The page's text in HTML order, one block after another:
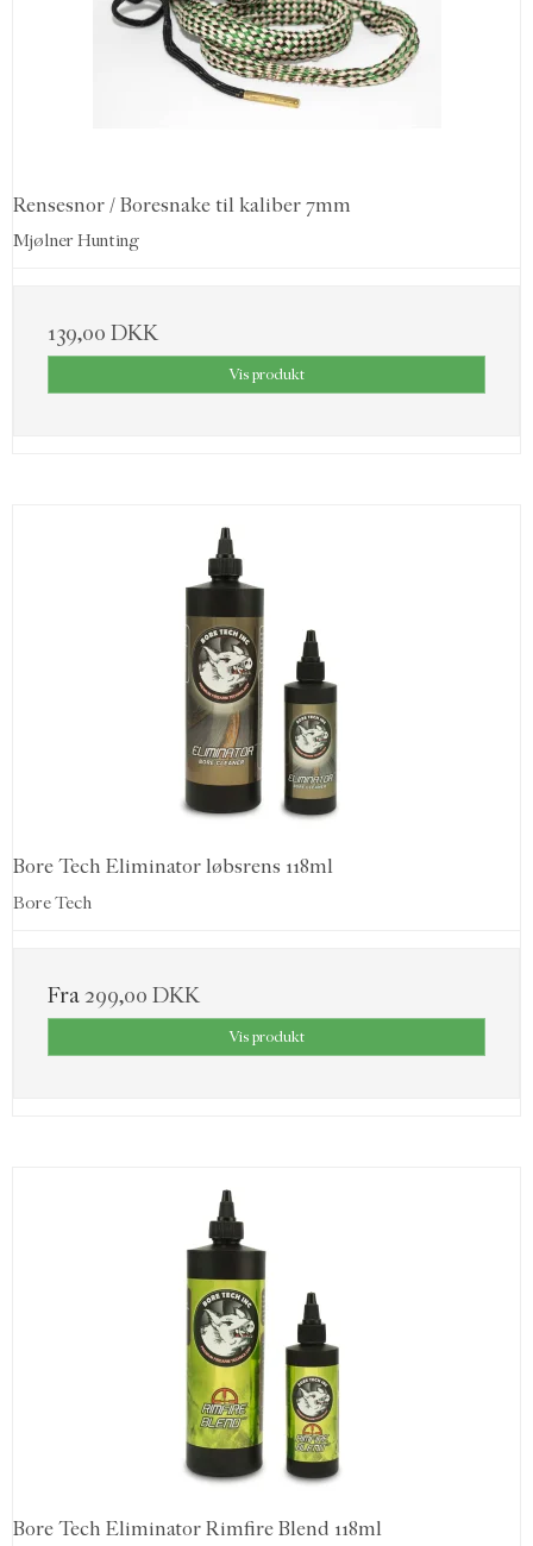
Rensesnor / Boresnake til kaliber 7mm
Mjølner Hunting
139,00 DKK
Vis produkt
Bore Tech Eliminator løbsrens 118ml
Bore Tech
Fra299,00 DKK
Vis produkt
Bore Tech Eliminator Rimfire Blend 118ml